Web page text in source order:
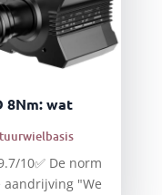
8Nm: wat
10✅ De norm
"We